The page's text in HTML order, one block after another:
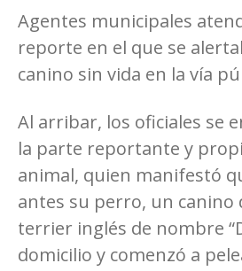
Agentes municipales
reporte en el que se
canino sin vida en la vía
Al arribar, los oficiales se
la parte reportante y
animal, quien manifestó
antes su perro, un canino
terrier inglés de nombre
domicilio y comenzó a